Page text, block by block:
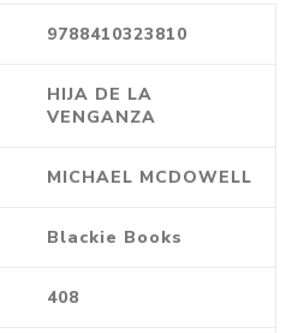
9788410323810
HIJA DE LA
VENGANZA
MICHAEL MCDOWELL
Blackie Books
408